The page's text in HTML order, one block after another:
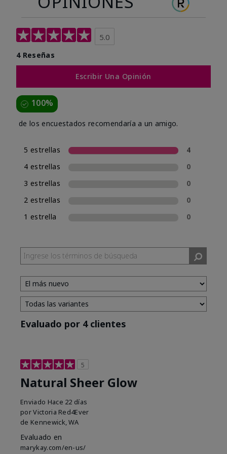
5.0
4 Reseñas
Escribir Una Opinión
100%
de los encuestados recomendaría a un amigo.
5 estrellas
4
4 estrellas
0
3 estrellas
0
2 estrellas
0
1 estrella
0
Evaluado por 4 clientes
5
Natural Sheer Glow
Enviado Hace 22 días
porVictoria Red4Ever
de Kennewick, WA
Evaluado en
marykay.com/en-us/